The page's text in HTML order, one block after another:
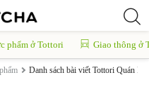
phẩm ở Tottori Giao thông ở
Danh sách bài viết Tottori Quán Bar